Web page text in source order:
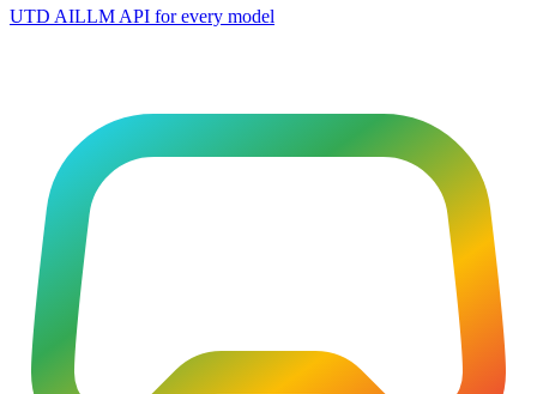
UTD AILLM API for every model